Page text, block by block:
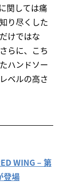
関しては痛
り尽くした
けではな
らに、こち
ハンドソー
ベルの高さ
WING – 第
登場